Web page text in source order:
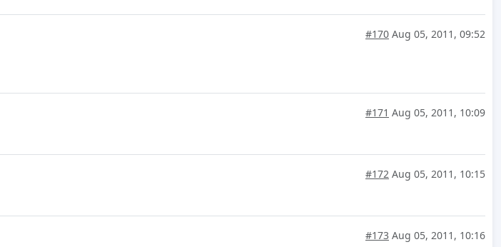
#170 Aug 05, 2011, 09:52
#171 Aug 05, 2011, 10:09
#172 Aug 05, 2011, 10:15
#173 Aug 05, 2011, 10:16